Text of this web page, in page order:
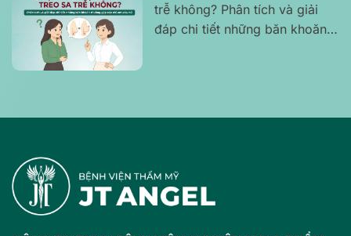
trễ không? Phân tích và giải
đáp chi tiết những băn khoăn